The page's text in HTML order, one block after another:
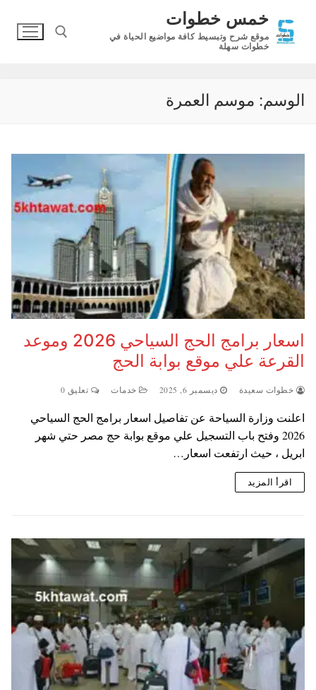
المحتوى
خمس خطوات
موقع شرح وتبسيط كافة مواضيع الحياة في
خطوات سهلة
الوسم: موسم العمرة
اسعار برامج الحج السياحي 2026 وموعد
القرعة علي موقع بوابة الحج
خطوات سعيدة ديسمبر 6, 2025 خدمات تعليق 0
اعلنت وزارة السياحة عن تفاصيل اسعار برامج الحج السياحي
2026 وفتح باب التسجيل علي موقع بوابة حج مصر حتي شهر
ابريل ، حيث ارتفعت اسعار…
اقرأ المزيد